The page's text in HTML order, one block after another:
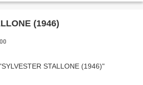
(1946)